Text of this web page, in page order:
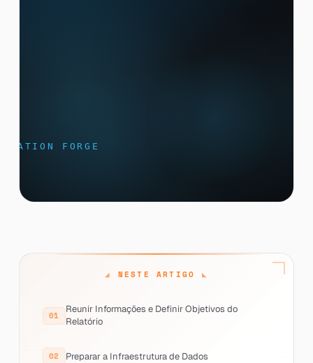
NESTE ARTIGO
Reunir Informações e Definir Objetivos do
Relatório
Preparar a Infraestrutura de Dados